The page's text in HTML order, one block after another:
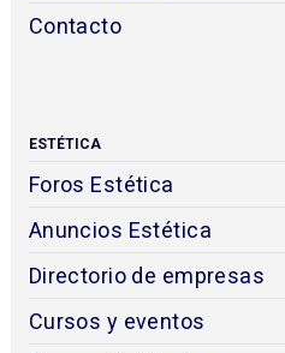
Contacto
ESTÉTICA
Foros Estética
Anuncios Estética
Directorio de empresas
Cursos y eventos